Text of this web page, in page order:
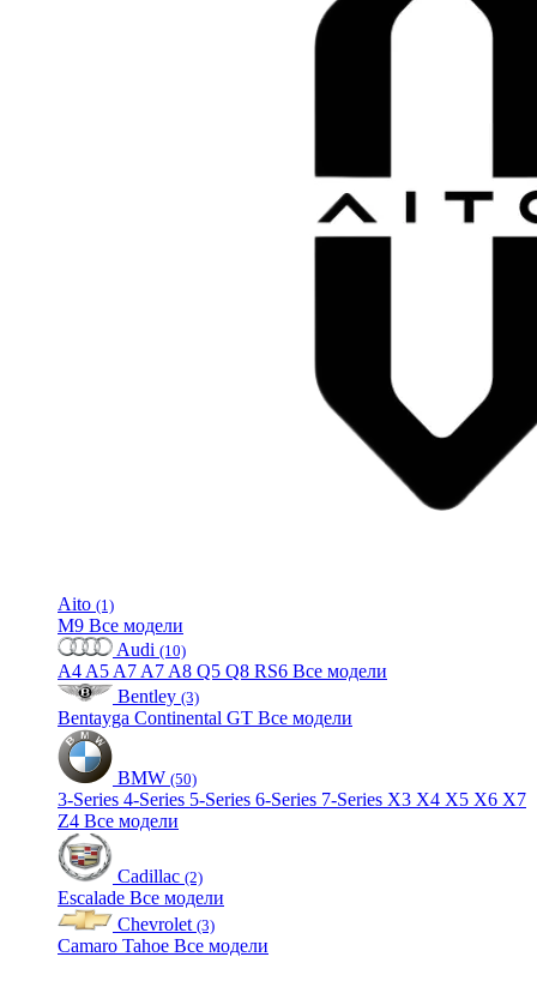
Aito (1)
M9 Все модели
Audi (10)
A4 A5 A7 A7 A8 Q5 Q8 RS6 Все модели
Bentley (3)
Bentayga Continental GT Все модели
BMW (50)
3-Series 4-Series 5-Series 6-Series 7-Series X3 X4 X5 X6 X7
Z4 Все модели
Cadillac (2)
Escalade Все модели
Chevrolet (3)
Camaro Tahoe Все модели